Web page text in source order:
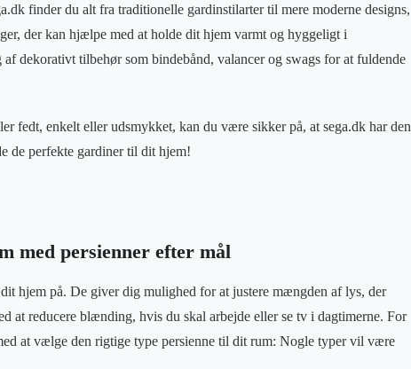
finder du alt fra traditionelle gardinstilarter til mere moderne designs,
der kan hjælpe med at holde dit hjem varmt og hyggeligt i
dekorativt tilbehør som bindebånd, valancer og swags for at fuldende
fedt, enkelt eller udsmykket, kan du være sikker på, at sega.dk har den
de perfekte gardiner til dit hjem!
med persienner efter mål
hjem på. De giver dig mulighed for at justere mængden af lys, der
at reducere blænding, hvis du skal arbejde eller se tv i dagtimerne. For
at vælge den rigtige type persienne til dit rum: Nogle typer vil være